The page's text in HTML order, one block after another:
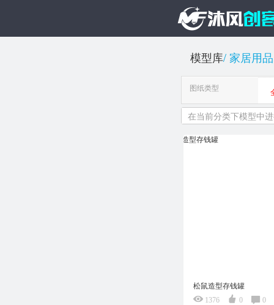
模型库 家居用品
图纸类型
松鼠造型存钱罐
1376
0 0